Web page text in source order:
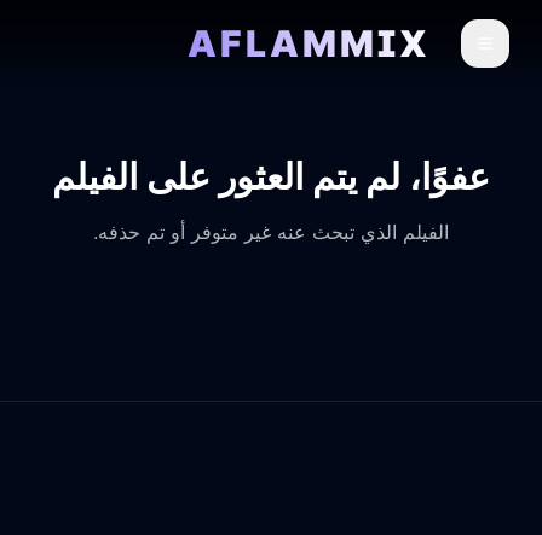
AFLAMMIX
عفوًا، لم يتم العثور على الفيلم
الفيلم الذي تبحث عنه غير متوفر أو تم حذفه.